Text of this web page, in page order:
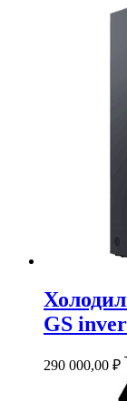
GS
290 000,00 ₽